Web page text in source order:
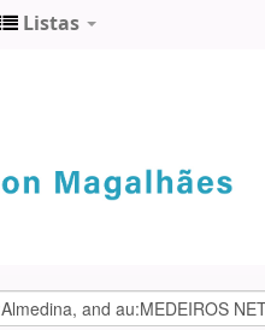
Listas